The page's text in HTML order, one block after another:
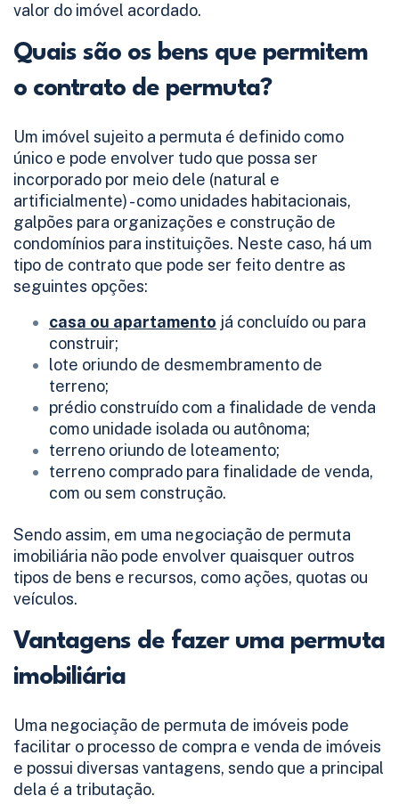
valor do imóvel acordado.
Quais são os bens que permitem
o contrato de permuta?
Um imóvel sujeito a permuta é definido como
único e pode envolver tudo que possa ser
incorporado por meio dele (natural e
artificialmente) - como unidades habitacionais,
galpões para organizações e construção de
condomínios para instituições. Neste caso, há um
tipo de contrato que pode ser feito dentre as
seguintes opções:
casa ou apartamento já concluído ou para
construir;
lote oriundo de desmembramento de
terreno;
prédio construído com a finalidade de venda
como unidade isolada ou autônoma;
terreno oriundo de loteamento;
terreno comprado para finalidade de venda,
com ou sem construção.
Sendo assim, em uma negociação de permuta
imobiliária não pode envolver quaisquer outros
tipos de bens e recursos, como ações, quotas ou
veículos.
Vantagens de fazer uma permuta
imobiliária
Uma negociação de permuta de imóveis pode
facilitar o processo de compra e venda de imóveis
e possui diversas vantagens, sendo que a principal
dela é a tributação.